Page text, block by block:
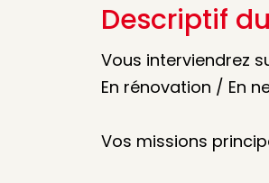
Descriptif
Vous interviendrez
En rénovation / En
Vos missions